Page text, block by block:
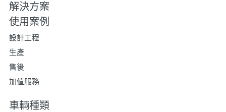
解決方案
使用案例
設計工程
生產
售後
加值服務
車輛種類